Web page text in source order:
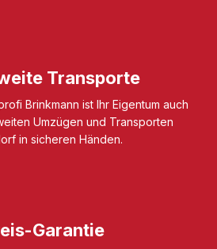
Transporte
Brinkmann ist Ihr Eigentum auch
Umzügen und Transporten
in sicheren Händen.
Garantie